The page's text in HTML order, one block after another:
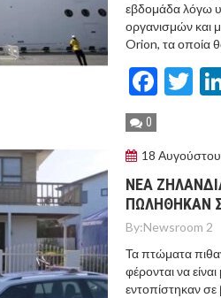
εβδομάδα λόγω
οργανισμών και
Orion, τα οποία
0
18
ΝΕΑ
ΠΩΛΗΘΗΚΑΝ
By:Newsroom 2
Τα πτώματα
φέρονται να
εντοπίστηκαν